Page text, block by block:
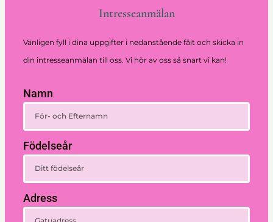
Intresseanmälan
Vänligen fyll i dina uppgifter i nedanstående fält och skicka in
din intresseanmälan till oss. Vi hör av oss så snart vi kan!
Namn
Födelseår
Adress